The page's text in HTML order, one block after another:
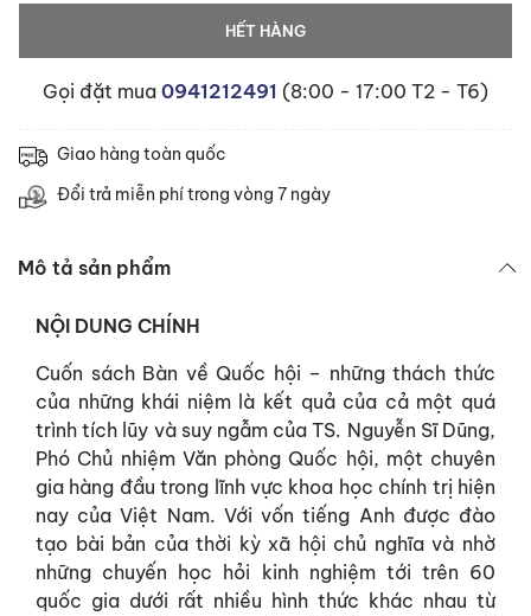
HẾT HÀNG
Gọi đặt mua 0941212491 (8:00 - 17:00 T2 - T6)
Giao hàng toàn quốc
Đổi trả miễn phí trong vòng 7 ngày
Mô tả sản phẩm
NỘI DUNG CHÍNH
Cuốn sách Bàn về Quốc hội – những thách thức
của những khái niệm là kết quả của cả một quá
trình tích lũy và suy ngẫm của TS. Nguyễn Sĩ Dũng,
Phó Chủ nhiệm Văn phòng Quốc hội, một chuyên
gia hàng đầu trong lĩnh vực khoa học chính trị hiện
nay của Việt Nam. Với vốn tiếng Anh được đào
tạo bài bản của thời kỳ xã hội chủ nghĩa và nhờ
những chuyến học hỏi kinh nghiệm tới trên 60
quốc gia dưới rất nhiều hình thức khác nhau từ